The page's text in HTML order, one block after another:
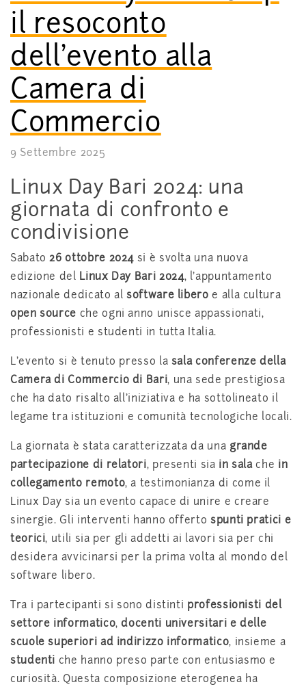
il resoconto
dell’evento alla
Camera di
Commercio
9 Settembre 2025
Linux Day Bari 2024: una
giornata di confronto e
condivisione
Sabato26 ottobre 2024 si è svolta una nuova
edizione del Linux Day Bari 2024, l’appuntamento
nazionale dedicato alsoftware libero e alla cultura
open source che ogni anno unisce appassionati,
professionisti e studenti in tutta Italia.
L’evento si è tenuto presso la sala conferenze della
Camera di Commercio di Bari, una sede prestigiosa
che ha dato risalto all’iniziativa e ha sottolineato il
legame tra istituzioni e comunità tecnologiche locali.
La giornata è stata caratterizzata da una grande
partecipazione di relatori, presenti sia in salache in
collegamento remoto, a testimonianza di come il
Linux Day sia un evento capace di unire e creare
sinergie. Gli interventi hanno offerto spunti pratici e
teorici, utili sia per gli addetti ai lavori sia per chi
desidera avvicinarsi per la prima volta al mondo del
software libero.
Tra i partecipanti si sono distinti professionisti del
settore informatico,docenti universitari e delle
scuole superiori ad indirizzo informatico, insieme a
studenti che hanno preso parte con entusiasmo e
curiosità. Questa composizione eterogenea ha